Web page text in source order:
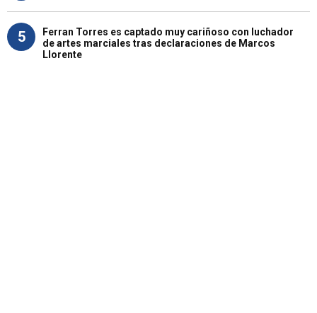
5
Ferran Torres es captado muy cariñoso con luchador
de artes marciales tras declaraciones de Marcos
Llorente